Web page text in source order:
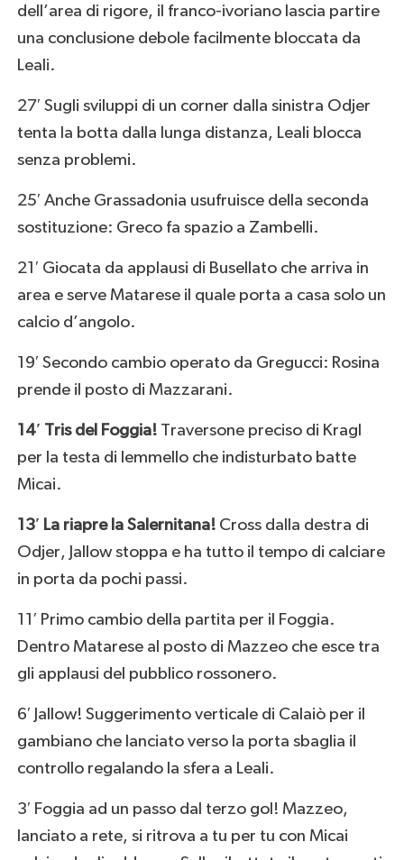
dell’area di rigore, il franco-ivoriano lascia partire
una conclusione debole facilmente bloccata da
Leali.
27′ Sugli sviluppi di un corner dalla sinistra Odjer
tenta la botta dalla lunga distanza, Leali blocca
senza problemi.
25′ Anche Grassadonia usufruisce della seconda
sostituzione: Greco fa spazio a Zambelli.
21′ Giocata da applausi di Busellato che arriva in
area e serve Matarese il quale porta a casa solo un
calcio d’angolo.
19′ Secondo cambio operato da Gregucci: Rosina
prende il posto di Mazzarani.
14′ Tris del Foggia! Traversone preciso di Kragl
per la testa di Iemmello che indisturbato batte
Micai.
13′ La riapre la Salernitana! Cross dalla destra di
Odjer, Jallow stoppa e ha tutto il tempo di calciare
in porta da pochi passi.
11′ Primo cambio della partita per il Foggia.
Dentro Matarese al posto di Mazzeo che esce tra
gli applausi del pubblico rossonero.
6′ Jallow! Suggerimento verticale di Calaiò per il
gambiano che lanciato verso la porta sbaglia il
controllo regalando la sfera a Leali.
3′ Foggia ad un passo dal terzo gol! Mazzeo,
lanciato a rete, si ritrova a tu per tu con Micai